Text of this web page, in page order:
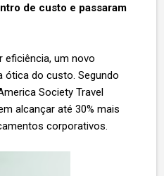
de custo e passaram
eficiência, um novo
ótica do custo. Segundo
Society Travel
alcançar até 30% mais
corporativos.